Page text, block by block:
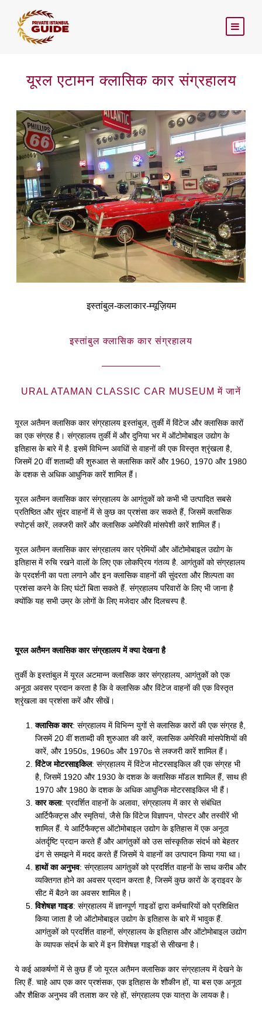
यूरल एटामन क्लासिक कार संग्रहालय
इस्तांबुल-कलाकार-म्यूज़ियम
इस्तांबुल क्लासिक कार संग्रहालय
URAL ATAMAN CLASSIC CAR MUSEUM में जानें
यूरल अतैमन क्लासिक कार संग्रहालय इस्तांबुल, तुर्की में विंटेज और क्लासिक कारों
का एक संग्रह है। संग्रहालय तुर्की में और दुनिया भर में ऑटोमोबाइल उद्योग के
इतिहास के बारे में है. इसमें विभिन्न अवधिों से वाहनों की एक विस्तृत श्रृंखला है,
जिसमें 20 वीं शताब्दी की शुरुआत से क्लासिक कारें और 1960, 1970 और 1980
के दशक से अधिक आधुनिक कारें शामिल हैं।
यूरल अतैमन क्लासिक कार संग्रहालय के आगंतुकों को कभी भी उत्पादित सबसे
प्रतिष्ठित और सुंदर वाहनों में से कुछ का प्रशंसा कर सकते हैं, जिसमें क्लासिक
स्पोर्ट्स कारें, लक्जरी कारें और क्लासिक अमेरिकी मांसपेशी कारें शामिल हैं।
यूरल अतैमन क्लासिक कार संग्रहालय कार प्रेमियों और ऑटोमोबाइल उद्योग के
इतिहास में रुचि रखने वालों के लिए एक लोकप्रिय गंतव्य है. आगंतुकों को संग्रहालय
के प्रदर्शनी का पता लगाने और इन क्लासिक वाहनों की सुंदरता और शिल्पता का
प्रशंसा करने के लिए घंटों बिता सकते हैं. संग्रहालय परिवारों के लिए भी जाना है
क्योंकि यह सभी उम्र के लोगों के लिए मजेदार और दिलचस्प है.
यूरल अतैमन क्लासिक कार संग्रहालय में क्या देखना है
तुर्की के इस्तांबुल में यूरल अटमान्न क्लासिक कार संग्रहालय, आगंतुकों को एक
अनूठा अवसर प्रदान करता है कि वे क्लासिक और विंटेज वाहनों की एक विस्तृत
श्रृंखला का प्रशंसा करें और सीखें।
क्लासिक कार: संग्रहालय में विभिन्न युगों से क्लासिक कारों की एक संग्रह है,
जिसमें 20 वीं शताब्दी की शुरुआत की कारें, क्लासिक अमेरिकी मांसपेशियों की
कारें, और 1950s, 1960s और 1970s से लक्जरी कारें शामिल हैं।
विंटेज मोटरसाइकिल: संग्रहालय में विंटेज मोटरसाइकिल की एक संग्रह भी
है, जिसमें 1920 और 1930 के दशक के क्लासिक मॉडल शामिल हैं, साथ ही
1970 और 1980 के दशक के अधिक आधुनिक मोटरसाइकिल भी हैं।
कार कला: प्रदर्शित वाहनों के अलावा, संग्रहालय में कार से संबंधित
आर्टिफैक्ट्स और स्मृतियां, जैसे कि विंटेज विज्ञापन, पोस्टर और तस्वीरें भी
शामिल हैं. ये आर्टिफैक्ट्स ऑटोमोबाइल उद्योग के इतिहास में एक अनूठा
अंतर्दृष्टि प्रदान करते हैं और आगंतुकों को उस सांस्कृतिक संदर्भ को बेहतर
ढंग से समझने में मदद करते हैं जिसमें ये वाहनों का उत्पादन किया गया था।
हाथों का अनुभव: संग्रहालय आगंतुकों को प्रदर्शित वाहनों के साथ करीब और
व्यक्तिगत होने का अवसर प्रदान करता है, जिसमें कुछ कारों के ड्राइवर के
सीट में बैठने का अवसर शामिल है।
विशेषज्ञ गाइड: संग्रहालय में ज्ञानपूर्ण गाइडों द्वारा कर्मचारियों को प्रशिक्षित
किया जाता है जो ऑटोमोबाइल उद्योग के इतिहास के बारे में भावुक हैं.
आगंतुकों को प्रदर्शित वाहनों, संग्रहालय के इतिहास और ऑटोमोबाइल उद्योग
के व्यापक संदर्भ के बारे में इन विशेषज्ञ गाइडों से सीखना है।
ये कई आकर्षणों में से कुछ हैं जो यूरल अतैमन क्लासिक कार संग्रहालय में देखने के
लिए हैं. चाहे आप एक कार प्रशंसक, एक इतिहास के शौकीन हों, या बस एक अनूठा
और शैक्षिक अनुभव की तलाश कर रहे हों, संग्रहालय एक यात्रा के लायक है।